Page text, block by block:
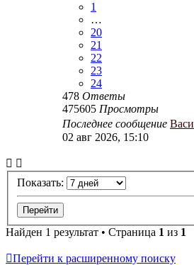
1
…
20
21
22
23
24
478 Ответы
475605 Просмотры
Последнее сообщение
02 авг 2026, 15:10
Показать:
Найден 1 результат • Страница 1 из 1
Перейти к расширенному поиску